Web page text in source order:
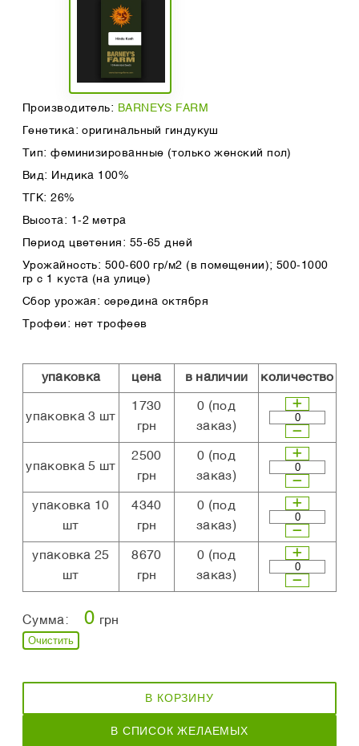
Производитель: BARNEYS FARM
Генетика: оригинальный гиндукуш
Тип: феминизированные (только женский пол)
Вид: Индика 100%
ТГК: 26%
Высота: 1-2 метра
Период цветения: 55-65 дней
Урожайность: 500-600 гр/м2 (в помещении); 500-1000
гр с 1 куста (на улице)
Сбор урожая: середина октября
Трофеи: нет трофеев
упаковка цена в наличии количество
упаковка 3 шт
1730
грн
0 (под
заказ)
упаковка 5 шт
2500
грн
0 (под
заказ)
упаковка 10
шт
4340
грн
0 (под
заказ)
упаковка 25
шт
8670
грн
0 (под
заказ)
Сумма: 0 грн
Очистить
В КОРЗИНУ
В СПИСОК ЖЕЛАЕМЫХ